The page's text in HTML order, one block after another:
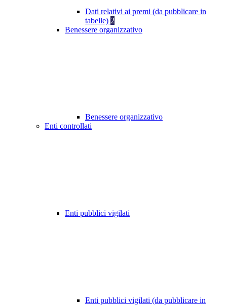
Dati relativi ai premi (da pubblicare in
tabelle) 2
Benessere organizzativo
Benessere organizzativo
Enti controllati
Enti pubblici vigilati
Enti pubblici vigilati (da pubblicare in